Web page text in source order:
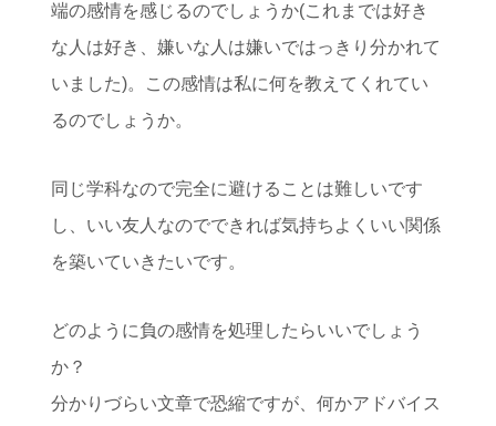
端の感情を感じるのでしょうか(これまでは好き
な人は好き、嫌いな人は嫌いではっきり分かれて
いました)。この感情は私に何を教えてくれてい
るのでしょうか。
同じ学科なので完全に避けることは難しいです
し、いい友人なのでできれば気持ちよくいい関係
を築いていきたいです。
どのように負の感情を処理したらいいでしょう
か？
分かりづらい文章で恐縮ですが、何かアドバイス